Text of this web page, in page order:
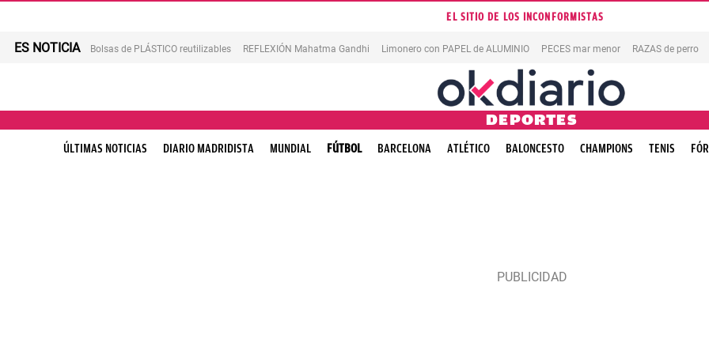
EL SITIO DE LOS INCONFORMISTAS
ES NOTICIA Bolsas de PLÁSTICO reutilizables REFLEXIÓN Mahatma Gandhi Limonero con PAPEL de ALUMINIO PECES mar menor RAZAS de perro
DEPORTES
ÚLTIMAS NOTICIAS DIARIO MADRIDISTA MUNDIAL FÚTBOL BARCELONA ATLÉTICO BALONCESTO CHAMPIONS TENIS